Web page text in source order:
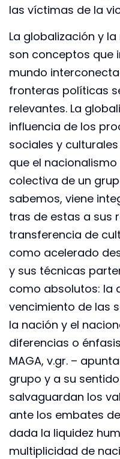
las víctimas de la
La globalización y
son conceptos que
mundo
fronteras políticas
relevantes. La
influencia de los
sociales y
que el
colectiva de un
sabemos, viene
tras de estas a sus
transferencia de
como acelerado
y sus técnicas
como absolutos: la
vencimiento de las
la nación y el
diferencias o
MAGA, v.gr. –
grupo y a su
salvaguardan los
ante los embates
dada la liquidez
multiplicidad de